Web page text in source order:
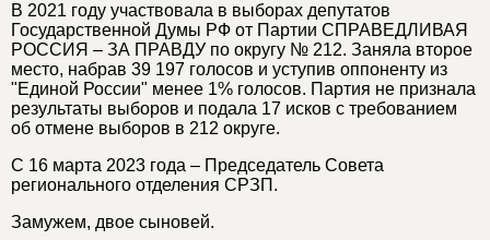
В 2021 году участвовала в выборах депутатов
Государственной Думы РФ от Партии СПРАВЕДЛИВАЯ
РОССИЯ – ЗА ПРАВДУ по округу № 212. Заняла второе
место, набрав 39 197 голосов и уступив оппоненту из
"Единой России" менее 1% голосов. Партия не признала
результаты выборов и подала 17 исков с требованием
об отмене выборов в 212 округе.
С 16 марта 2023 года – Председатель Совета
регионального отделения СРЗП.
Замужем, двое сыновей.